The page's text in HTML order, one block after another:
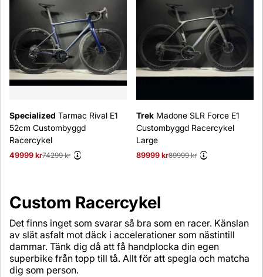
Specialized Tarmac Rival E1
52cm Custombyggd
Racercykel
49999 kr
Ordinarie pris:
74299 kr
Trek Madone SLR Force E1
Custombyggd Racercykel
Large
89999 kr
Ordinarie pris:
89999 kr
Custom Racercykel
Det finns inget som svarar så bra som en racer. Känslan
av slät asfalt mot däck i accelerationer som nästintill
dammar. Tänk dig då att få handplocka din egen
superbike från topp till tå. Allt för att spegla och matcha
dig som person.